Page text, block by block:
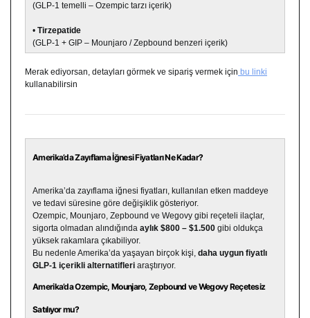
(GLP-1 temelli – Ozempic tarzı içerik)
• Tirzepatide
(GLP-1 + GIP – Mounjaro / Zepbound benzeri içerik)
Merak ediyorsan, detayları görmek ve sipariş vermek için bu linki
kullanabilirsin
Amerika’da Zayıflama İğnesi Fiyatları Ne Kadar?
Amerika’da zayıflama iğnesi fiyatları, kullanılan etken maddeye
ve tedavi süresine göre değişiklik gösteriyor.
Ozempic, Mounjaro, Zepbound ve Wegovy gibi reçeteli ilaçlar,
sigorta olmadan alındığında aylık $800 – $1.500 gibi oldukça
yüksek rakamlara çıkabiliyor.
Bu nedenle Amerika’da yaşayan birçok kişi, daha uygun fiyatlı
GLP-1 içerikli alternatifleri araştırıyor.
Amerika’da Ozempic, Mounjaro, Zepbound ve Wegovy Reçetesiz
Satılıyor mu?